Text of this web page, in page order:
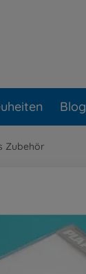
Blog
Zubehör